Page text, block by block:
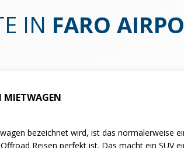
IN FARO
MIETWAGEN
bezeichnet wird, ist das normalerweise
Reisen perfekt ist. Das macht ein SUV